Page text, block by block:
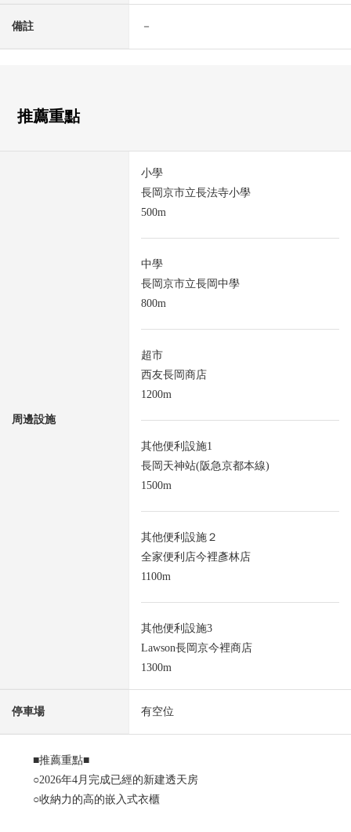
備註 －
推薦重點
周邊設施
小學
長岡京市立長法寺小學
500m
中學
長岡京市立長岡中學
800m
超市
西友長岡商店
1200m
其他便利設施1
長岡天神站(阪急京都本線)
1500m
其他便利設施２
全家便利店今裡彥林店
1100m
其他便利設施3
Lawson長岡京今裡商店
1300m
停車場 有空位
■推薦重點■
○2026年4月完成已經的新建透天房
○收納力的高的嵌入式衣櫃